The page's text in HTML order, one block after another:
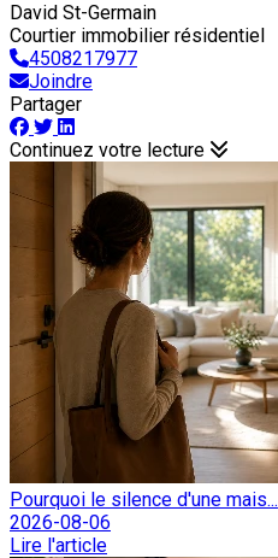
David St-Germain
Courtier immobilier résidentiel
4508217977
Joindre
Partager
Continuez votre lecture
Pourquoi le silence d'une mais...
2026-08-06
Lire l'article